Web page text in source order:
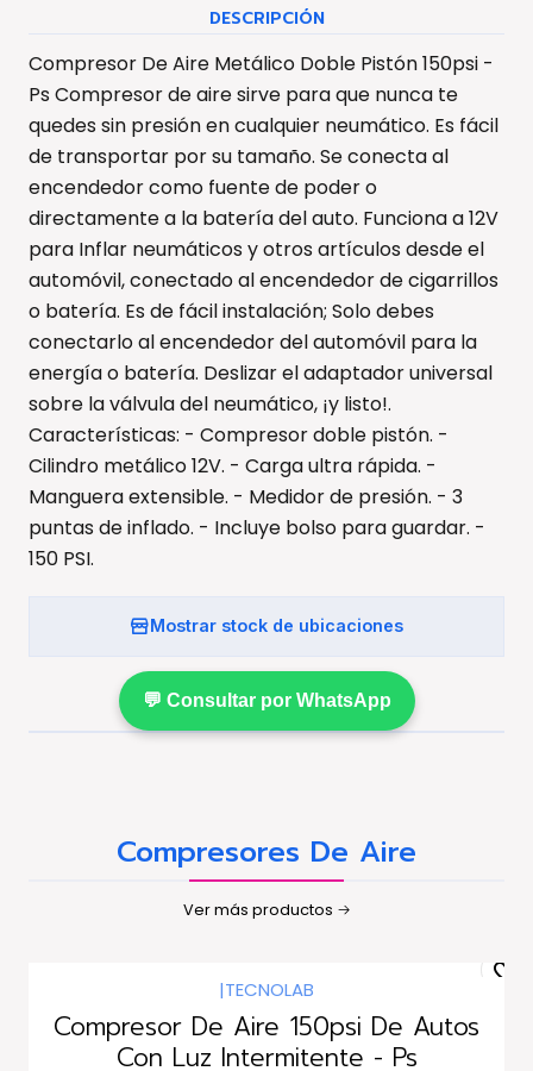
DESCRIPCIÓN
Compresor De Aire Metálico Doble Pistón 150psi -
Ps Compresor de aire sirve para que nunca te
quedes sin presión en cualquier neumático. Es fácil
de transportar por su tamaño. Se conecta al
encendedor como fuente de poder o
directamente a la batería del auto. Funciona a 12V
para Inflar neumáticos y otros artículos desde el
automóvil, conectado al encendedor de cigarrillos
o batería. Es de fácil instalación; Solo debes
conectarlo al encendedor del automóvil para la
energía o batería. Deslizar el adaptador universal
sobre la válvula del neumático, ¡y listo!.
Características: - Compresor doble pistón. -
Cilindro metálico 12V. - Carga ultra rápida. -
Manguera extensible. - Medidor de presión. - 3
puntas de inflado. - Incluye bolso para guardar. -
150 PSI.
Mostrar stock de ubicaciones
💬 Consultar por WhatsApp
Compresores De Aire
Ver más productos
|TECNOLAB
Compresor De Aire 150psi De Autos
Con Luz Intermitente - Ps